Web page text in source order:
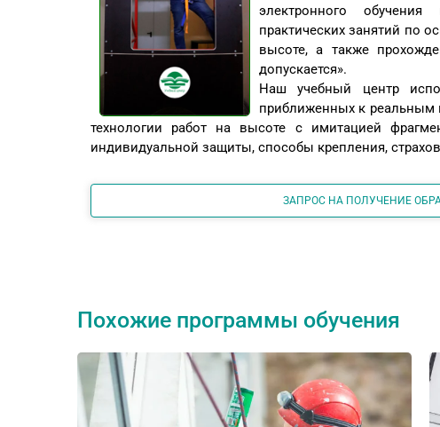
электронного
практических занятий по
высоте, а также
допускается».
Наш учебный центр
приближенных к реальным
технологии работ на высоте с имитацией
индивидуальной защиты, способы крепления,
ЗАПРОС НА ПОЛУЧЕНИЕ
Похожие программы обучения